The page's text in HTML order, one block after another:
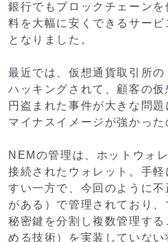
銀行でもブロックチェーン
料を大幅に安くできるサー
となりました。
最近では、仮想通貨取引所
ハッキングされて、顧客の
円盗まれた事件が大きな問題
マイナスイメージが強かった
NEMの管理は、ホットウォ
接続されたウォレット。手
すい一方で、今回のように
がある）で管理されており
秘密鍵を分割し複数管理す
める技術）を実装していない